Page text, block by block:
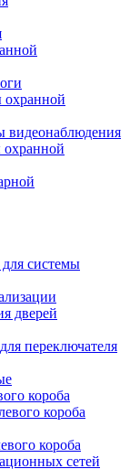
охранной
видеонаблюдения
охранной
системы
дверей
переключателя
короба
короба
короба